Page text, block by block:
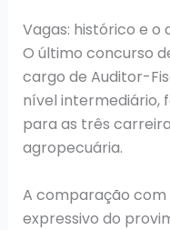
Vagas: histórico e o
O último concurso
cargo de Auditor-
nível intermediário,
para as três
agropecuária.
A comparação com
expressivo do